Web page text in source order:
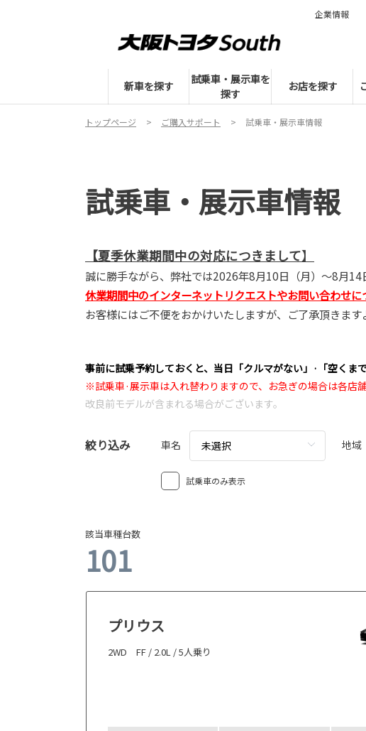
新車を探す
試乗車・展示車を
探す
お店を探す
企業情報
トップページ ご購入サポート 試乗車・展示車情報
試乗車・展示車情報
【夏季休業期間中の対応につきまして】
誠に勝手ながら、弊社では2026年8月10日（月）～8月14
休業期間中のインターネットリクエストやお問い合わせ
お客様にはご不便をおかけいたしますが、ご了承頂きます
事前に試乗予約しておくと、当日「クルマがない」·「空くま
※試乗車·展示車は入れ替わりますので、お急ぎの場合は各店
改良前モデルが含まれる場合がございます。
絞り込み 車名 未選択 地域
試乗車のみ表示
該当車種台数
101
プリウス
2WD FF / 2.0L / 5人乗り